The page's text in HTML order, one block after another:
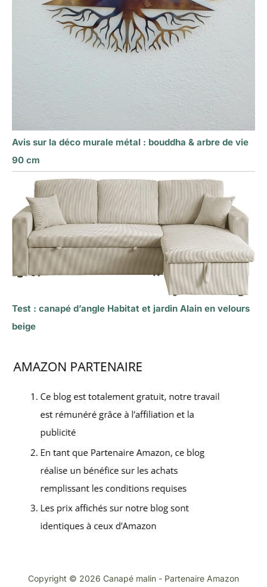
Avis sur la déco murale métal : bouddha & arbre de vie
90 cm
Test : canapé d’angle Habitat et jardin Alain en velours
beige
Copyright © 2026 Canapé malin - Partenaire Amazon